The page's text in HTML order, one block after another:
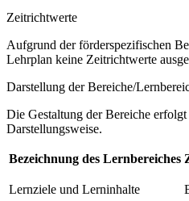
Zeitrichtwerte
Aufgrund der förderspezifischen
Lehrplan keine Zeitrichtwerte
Darstellung der Bereiche/
Die Gestaltung der Bereiche
Darstellungsweise.
Bezeichnung des Lernbereiches
Lernziele und Lerninhalte